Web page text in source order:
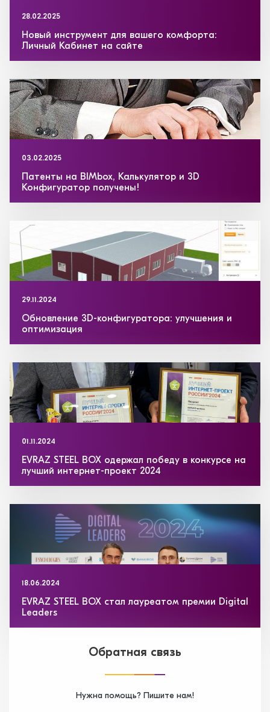
28.02.2025
Новый инструмент для вашего комфорта:
Личный Кабинет на сайте
03.02.2025
Патенты на BIMbox, Калькулятор и 3D
Конфигуратор получены!
29.11.2024
Обновление 3D-конфигуратора: улучшения и
оптимизация
01.11.2024
EVRAZ STEEL BOX одержал победу в конкурсе на
лучший интернет-проект 2024
18.06.2024
EVRAZ STEEL BOX стал лауреатом премии Digital
Leaders
Обратная связь
Нужна помощь? Пишите нам!